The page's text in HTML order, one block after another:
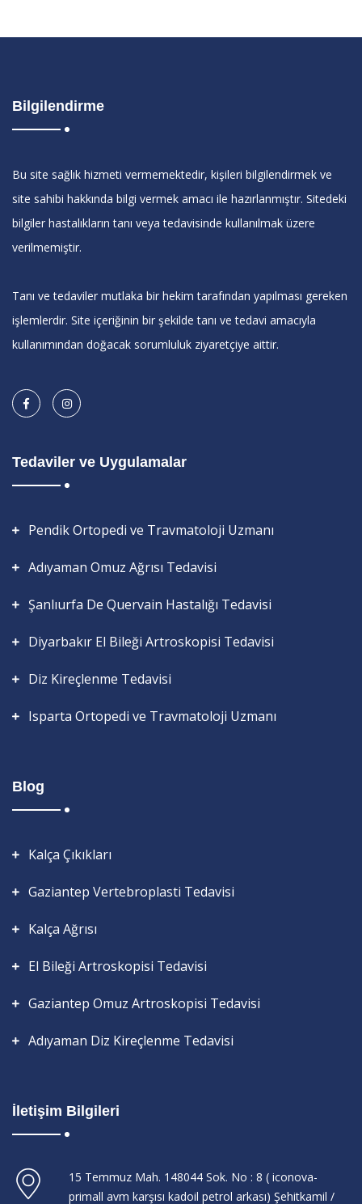
Bilgilendirme
Bu site sağlık hizmeti vermemektedir, kişileri bilgilendirmek ve
site sahibi hakkında bilgi vermek amacı ile hazırlanmıştır. Sitedeki
bilgiler hastalıkların tanı veya tedavisinde kullanılmak üzere
verilmemiştir.
Tanı ve tedaviler mutlaka bir hekim tarafından yapılması gereken
işlemlerdir. Site içeriğinin bir şekilde tanı ve tedavi amacıyla
kullanımından doğacak sorumluluk ziyaretçiye aittir.
Tedaviler ve Uygulamalar
Pendik Ortopedi ve Travmatoloji Uzmanı
Adıyaman Omuz Ağrısı Tedavisi
Şanlıurfa De Quervain Hastalığı Tedavisi
Diyarbakır El Bileği Artroskopisi Tedavisi
Diz Kireçlenme Tedavisi
Isparta Ortopedi ve Travmatoloji Uzmanı
Blog
Kalça Çıkıkları
Gaziantep Vertebroplasti Tedavisi
Kalça Ağrısı
El Bileği Artroskopisi Tedavisi
Gaziantep Omuz Artroskopisi Tedavisi
Adıyaman Diz Kireçlenme Tedavisi
İletişim Bilgileri
15 Temmuz Mah. 148044 Sok. No : 8 ( iconova-
primall avm karşısı kadoil petrol arkası) Şehitkamil /